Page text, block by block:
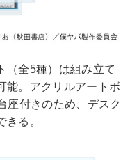
（全5種）は組み立て
能。アクリルアートボ
座付きのため、デスク
る。